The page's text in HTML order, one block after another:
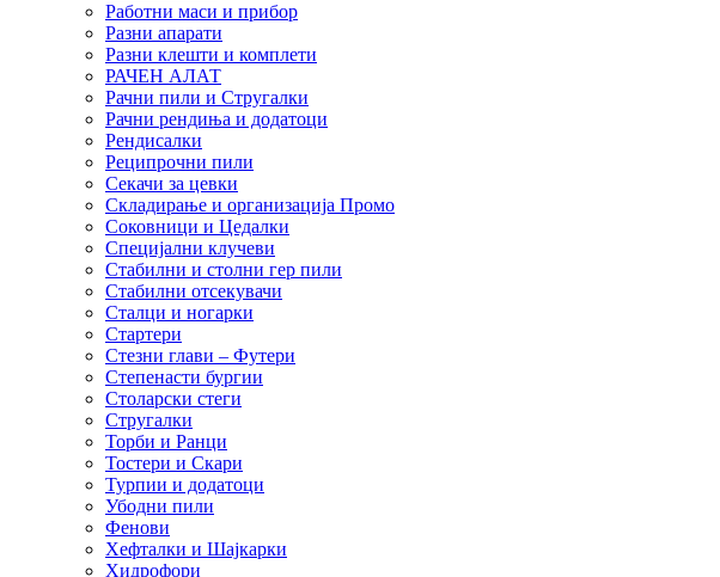
Работни маси и прибор
Разни апарати
Разни клешти и комплети
РАЧЕН АЛАТ
Рачни пили и Стругалки
Рачни рендиња и додатоци
Рендисалки
Реципрочни пили
Секачи за цевки
Складирање и организација Промо
Соковници и Цедалки
Специјални клучеви
Стабилни и столни гер пили
Стабилни отсекувачи
Сталци и ногарки
Стартери
Стезни глави – Футери
Степенасти бургии
Столарски стеги
Стругалки
Торби и Ранци
Тостери и Скари
Турпии и додатоци
Убодни пили
Фенови
Хефталки и Шајкарки
Хидрофори